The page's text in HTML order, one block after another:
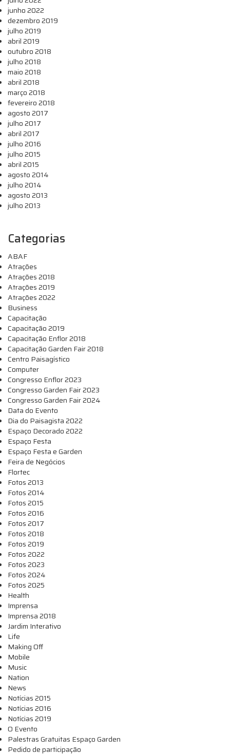
junho 2022
dezembro 2019
julho 2019
abril 2019
outubro 2018
julho 2018
maio 2018
abril 2018
março 2018
fevereiro 2018
agosto 2017
julho 2017
abril 2017
julho 2016
julho 2015
abril 2015
agosto 2014
julho 2014
agosto 2013
julho 2013
Categorias
ABAF
Atrações
Atrações 2018
Atrações 2019
Atrações 2022
Business
Capacitação
Capacitação 2019
Capacitação Enflor 2018
Capacitação Garden Fair 2018
Centro Paisagístico
Computer
Congresso Enflor 2023
Congresso Garden Fair 2023
Congresso Garden Fair 2024
Data do Evento
Dia do Paisagista 2022
Espaço Decorado 2022
Espaço Festa
Espaço Festa e Garden
Feira de Negócios
Flortec
Fotos 2013
Fotos 2014
Fotos 2015
Fotos 2016
Fotos 2017
Fotos 2018
Fotos 2019
Fotos 2022
Fotos 2023
Fotos 2024
Fotos 2025
Health
Imprensa
Imprensa 2018
Jardim Interativo
Life
Making Off
Mobile
Music
Nation
News
Notícias 2015
Notícias 2016
Notícias 2019
O Evento
Palestras Gratuitas Espaço Garden
Pedido de participação